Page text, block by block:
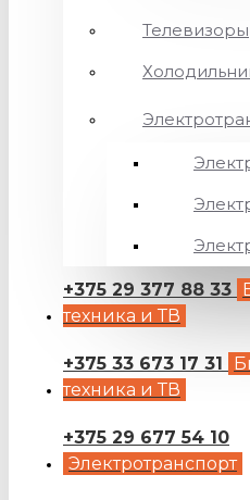
Телевизоры
+375 29 377 88 33
техника и ТВ
+375 33 673 17 31
техника и ТВ
+375 29 677 54 10
Электротранспорт